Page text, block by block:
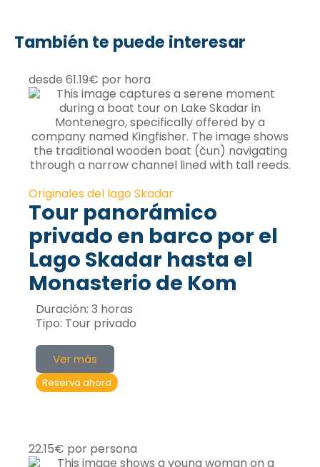
También te puede interesar
desde 61.19€ por hora
Originales del lago Skadar
Tour panorámico
privado en barco por el
Lago Skadar hasta el
Monasterio de Kom
Duración: 3 horas
Tipo: Tour privado
Ver más
Reserva ahora
22.15€ por persona